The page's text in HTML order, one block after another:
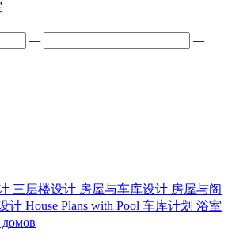
—
—
三层楼设计 房屋与车库设计 房屋与阁
计 House Plans with Pool 车库计划 浴室